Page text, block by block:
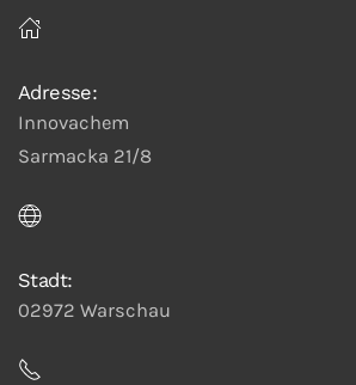
Adresse:
Innovachem
Sarmacka 21/8
Stadt:
02972 Warschau